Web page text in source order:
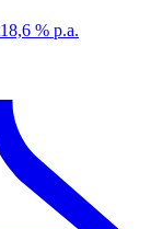
18,6 % p.a.